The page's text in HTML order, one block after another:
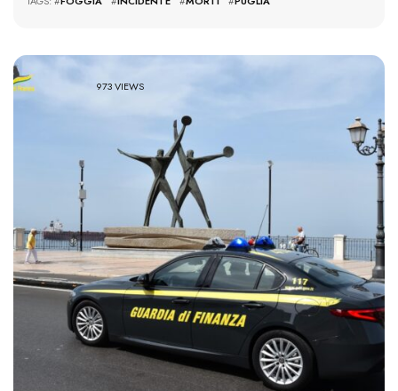
973 VIEWS